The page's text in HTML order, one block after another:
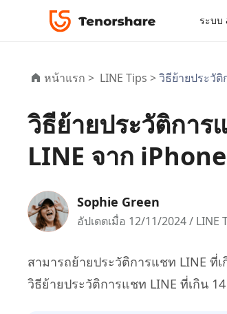
ReiBoot
for iOS
PDNob
iAnyGo
ระบบ
ReiBoot - ซ่อมแซมระบบ iOS
ReiBoot - ซ่อมแซมระบบ Android
ซ่อมแซมระบบ Android ง่าย ๆ
เครื่องมือโอนย้าย
ย้าย LINE ระหว่าง Android & iPhone
เครื่องมือกู้คืนข้อมูล
กู้คืนข้อมูล iPhone/iPad ที่สูญหาย
กู้คืนไฟล์ที่ถูกลบใน Windows
Desktop
เปลี่ยนตำแหน่งโดยไม่ต้องเจลเบรก/รูท
4MeKey- iPhone Activation
Mobile
เปลี่ยนตำแหน่ง iPhone โดยไม่ใช้พีซี
Desktop
แก้ไขและปรับปรุง PDF ด้วย AI บน
PDNob - PDF Editor for Mac
Web
PDNob Online
ไลน์
หมวดหมู่โซลูชัน
iPhone MDM Bypass
Android Data Recovery
ดาวน์เกรด iOS
ศูนย์กลางร้านค้า
หน้าแรก > LINE Tips >วิธีย้ายประวั
วิธีย้ายประวัติกา
LINE จาก
Sophie Green
อัปเดตเมื่อ 12/11/2024 / LINE
สามารถย้ายประวัติการแชท LINE ที่
วิธีย้ายประวัติการแชท LINE ที่เกิน